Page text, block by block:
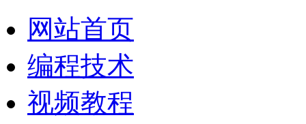
网站首页
编程技术
视频教程